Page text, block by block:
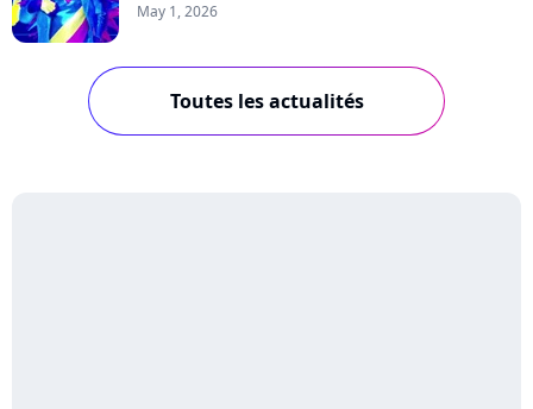
May 1, 2026
Toutes les actualités